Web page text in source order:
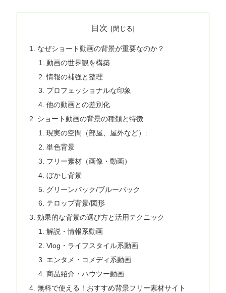
目次
なぜショート動画の背景が重要なのか？
動画の世界観を構築
情報の補強と整理
プロフェッショナルな印象
他の動画との差別化
ショート動画の背景の種類と特徴
現実の空間（部屋、屋外など）:
単色背景
フリー素材（画像・動画）
ぼかし背景
グリーンバック/ブルーバック
テロップ背景/図形
効果的な背景の選び方と活用テクニック
解説・情報系動画
Vlog・ライフスタイル系動画
エンタメ・コメディ系動画
商品紹介・ハウツー動画
無料で使える！おすすめ背景フリー素材サイト